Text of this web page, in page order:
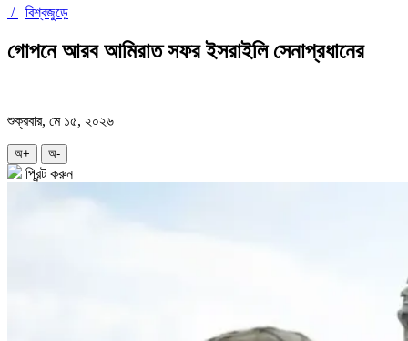
/ বিশ্বজুড়ে
গোপনে আরব আমিরাত সফর ইসরাইলি সেনাপ্রধানের
শুক্রবার, মে ১৫, ২০২৬
অ+ অ-
প্রিন্ট করুন